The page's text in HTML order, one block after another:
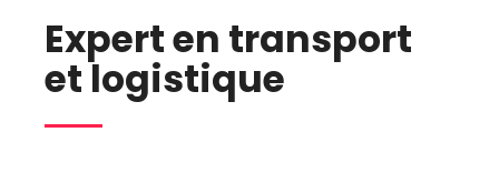
Expert en transport
et logistique